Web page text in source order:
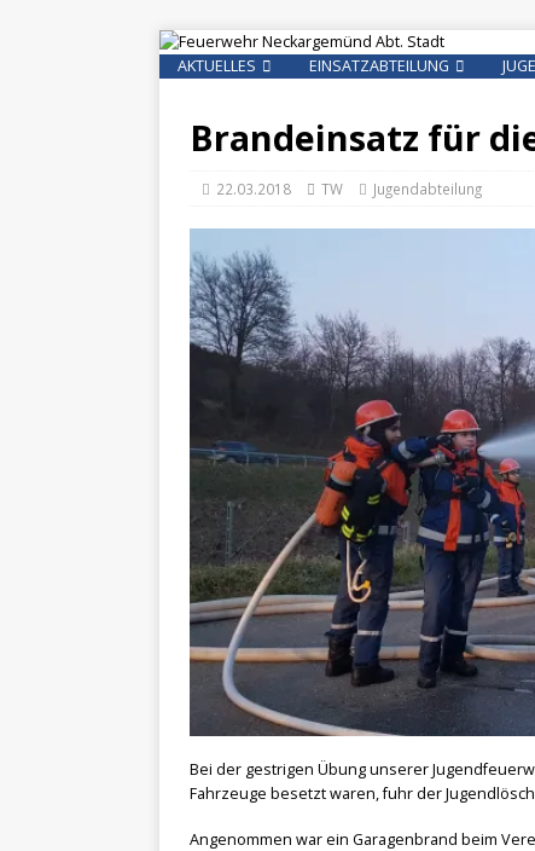
AKTUELLES EINSATZABTEILUNG
Brandeinsatz für
22.03.2018 TW Jugendabteilung
Bei der gestrigen Übung unserer
Fahrzeuge besetzt waren, fuhr der
Angenommen war ein Garagenbrand beim